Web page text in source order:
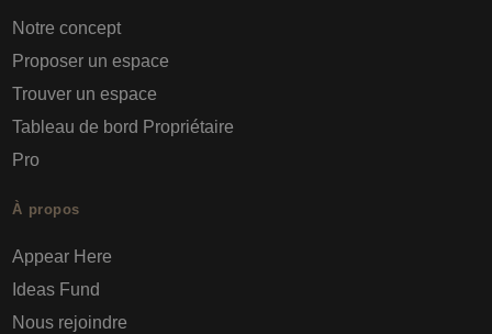
Notre concept
Proposer un espace
Trouver un espace
Tableau de bord Propriétaire
Pro
À propos
Appear Here
Ideas Fund
Nous rejoindre